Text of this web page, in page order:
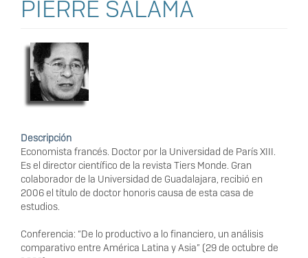
PIERRE SALAMA
Descripción
Economista francés. Doctor por la Universidad de París XIII.
Es el director científico de la revista Tiers Monde. Gran
colaborador de la Universidad de Guadalajara, recibió en
2006 el título de doctor honoris causa de esta casa de
estudios.
Conferencia: “De lo productivo a lo financiero, un análisis
comparativo entre América Latina y Asia” (29 de octubre de